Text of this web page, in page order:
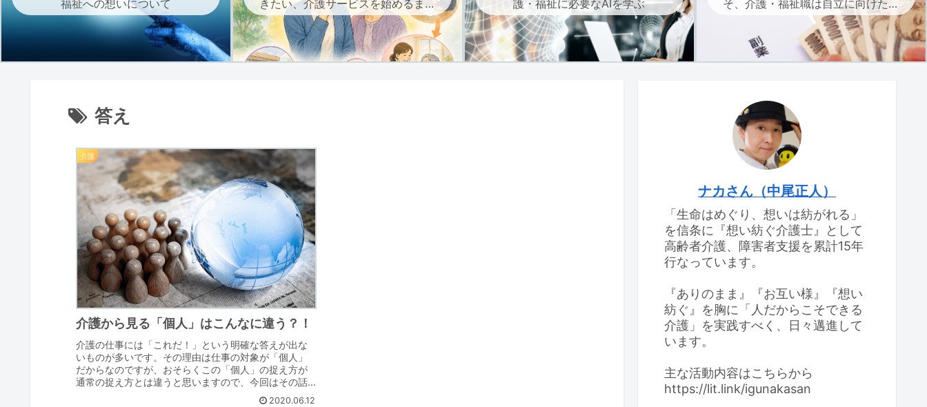
福祉への想いについて
きたい、介護サービスを始めるまで
の流れ
護・福祉に必要なAIを学ぶ
そ、介護・福祉職は自立に向けた副
業を考えよう
答え
介護
介護から見る「個人」はこんなに違う？！
介護の仕事には「これだ！」という明確な答えが出な
いものが多いです。その理由は仕事の対象が「個人」
だからなのですが、おそらくこの「個人」の捉え方が
通常の捉え方とは違うと思いますので、今回はその話
をしていきます。介護における「個人」通常の個人と...
2020.06.12
ナカさん（中尾正人）
「生命はめぐり、想いは紡がれる」
を信条に『想い紡ぐ介護士』として
高齢者介護、障害者支援を累計15年
行なっています。
『ありのまま』『お互い様』『想い
紡ぐ』を胸に「人だからこそできる
介護」を実践すべく、日々邁進して
います。
主な活動内容はこちらから
https://lit.link/igunakasan